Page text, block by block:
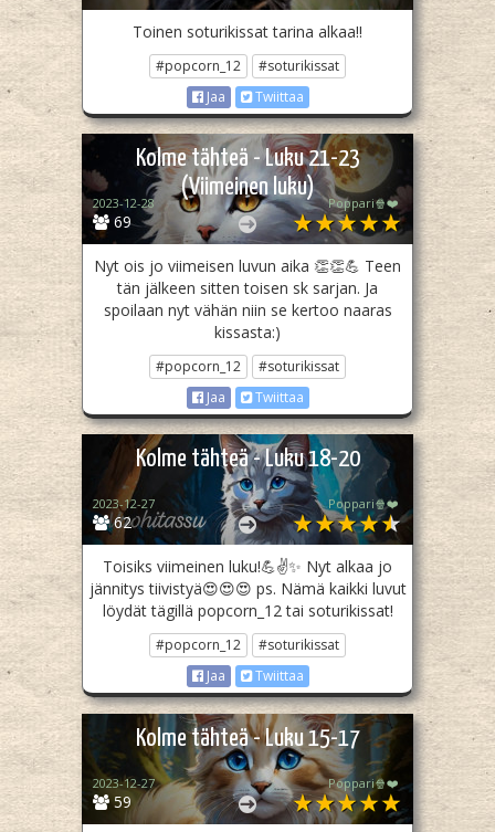
Toinen soturikissat tarina alkaa!!
#popcorn_12
#soturikissat
Jaa
Twiittaa
Kolme tähteä - Luku 21-23
(Viimeinen luku)
69
2023-12-28 Poppari🍿❤️
Nyt ois jo viimeisen luvun aika 👏👏💪 Teen
tän jälkeen sitten toisen sk sarjan. Ja
spoilaan nyt vähän niin se kertoo naaras
kissasta:)
#popcorn_12
#soturikissat
Jaa
Twiittaa
Kolme tähteä - Luku 18-20
62
2023-12-27 Poppari🍿❤️
Toisiks viimeinen luku!💪✌️✨ Nyt alkaa jo
jännitys tiivistyä😍😍😍 ps. Nämä kaikki luvut
löydät tägillä popcorn_12 tai soturikissat!
#popcorn_12
#soturikissat
Jaa
Twiittaa
Kolme tähteä - Luku 15-17
59
2023-12-27 Poppari🍿❤️